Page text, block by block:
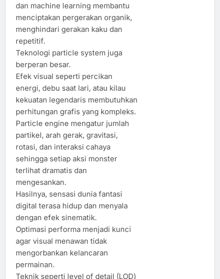
dan machine learning membantu
menciptakan pergerakan organik,
menghindari gerakan kaku dan
repetitif.
Teknologi particle system juga
berperan besar.
Efek visual seperti percikan
energi, debu saat lari, atau kilau
kekuatan legendaris membutuhkan
perhitungan grafis yang kompleks.
Particle engine mengatur jumlah
partikel, arah gerak, gravitasi,
rotasi, dan interaksi cahaya
sehingga setiap aksi monster
terlihat dramatis dan
mengesankan.
Hasilnya, sensasi dunia fantasi
digital terasa hidup dan menyala
dengan efek sinematik.
Optimasi performa menjadi kunci
agar visual menawan tidak
mengorbankan kelancaran
permainan.
Teknik seperti level of detail (LOD)